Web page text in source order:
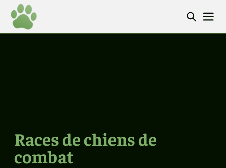
Races de chiens de
combat